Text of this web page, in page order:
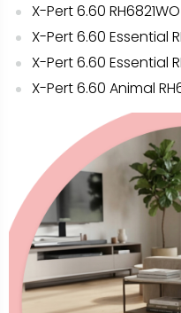
X-Pert 6.60 RH6821WO
X-Pert 6.60 Essential
X-Pert 6.60 Essential
X-Pert 6.60 Animal